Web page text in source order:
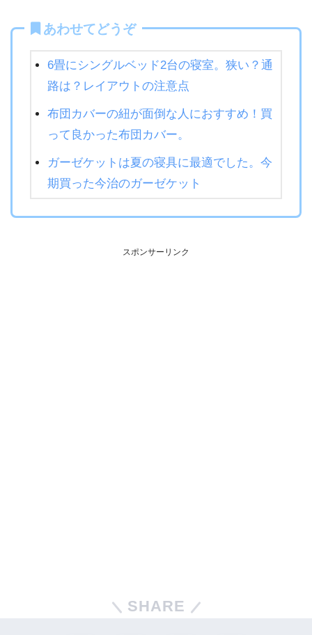
あわせてどうぞ
6畳にシングルベッド2台の寝室。狭い？通
路は？レイアウトの注意点
布団カバーの紐が面倒な人におすすめ！買
って良かった布団カバー。
ガーゼケットは夏の寝具に最適でした。今
期買った今治のガーゼケット
スポンサーリンク
SHARE